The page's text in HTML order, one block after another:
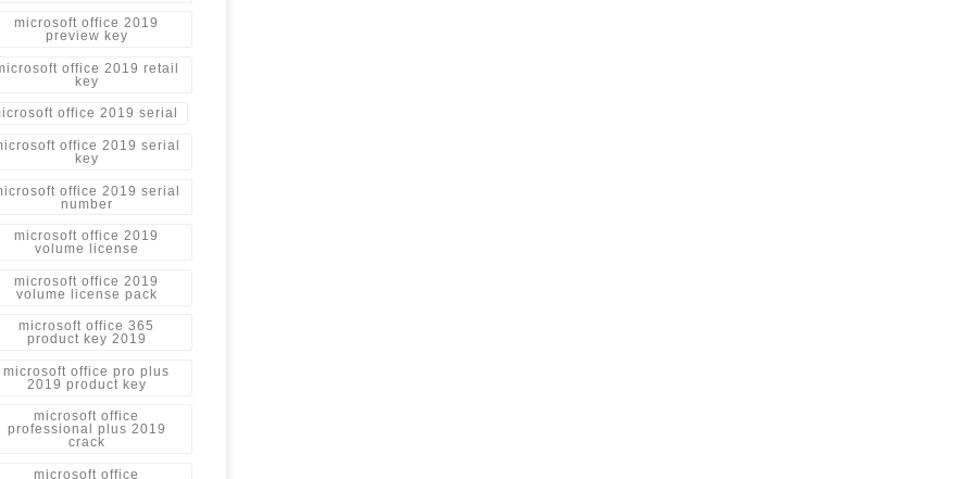
microsoft office 2019
preview key
office 2019 retail
key
office 2019 serial
office 2019 serial
key
office 2019 serial
number
microsoft office 2019
volume license
microsoft office 2019
volume license pack
microsoft office 365
product key 2019
microsoft office pro plus
2019 product key
microsoft office
professional plus 2019
crack
microsoft office